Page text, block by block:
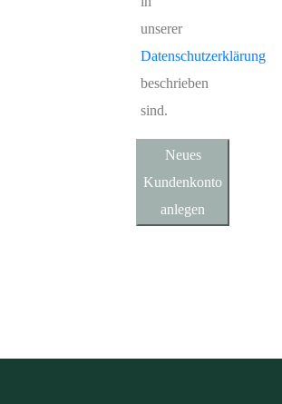
unserer
Datenschutzerklärung
beschrieben
sind.
Neues
Kundenkonto
anlegen